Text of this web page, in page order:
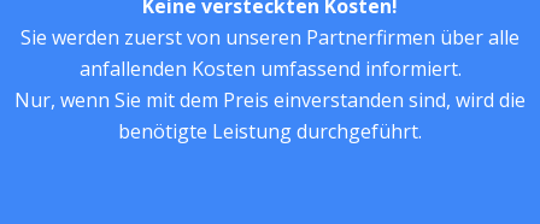
Keine versteckten Kosten!
Sie werden zuerst von unseren Partnerfirmen über alle
anfallenden Kosten umfassend informiert.
Nur, wenn Sie mit dem Preis einverstanden sind, wird die
benötigte Leistung durchgeführt.